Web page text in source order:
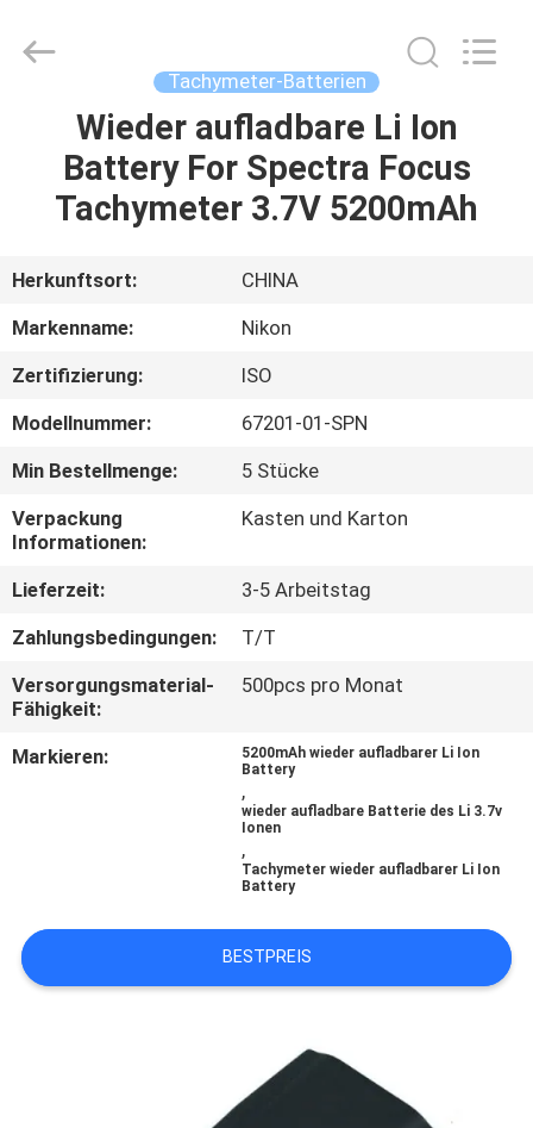
HAUS
PRODUKTE
ÜBER
UNS
FABRIK-
AUSFLUG
QUALITÄTSKONTROLLE
TRETEN
SIE
MIT
UNS
IN
EIN
ZITAT
Co.,Ltd.
Tachymeter-Batterien
Wieder aufladbare Li Ion
Battery For Spectra Focus
Tachymeter 3.7V 5200mAh
Herkunftsort:
CHINA
Markenname:
Nikon
Zertifizierung:
ISO
Modellnummer:
67201-01-SPN
Min Bestellmenge:
5 Stücke
Verpackung
Informationen:
Kasten und Karton
Lieferzeit:
3-5 Arbeitstag
Zahlungsbedingungen:
T/T
Versorgungsmaterial-
Fähigkeit:
500pcs pro Monat
Markieren:
5200mAh wieder aufladbarer Li Ion
Battery
,
wieder aufladbare Batterie des Li 3.7v
Ionen
,
Tachymeter wieder aufladbarer Li Ion
Battery
BESTPREIS